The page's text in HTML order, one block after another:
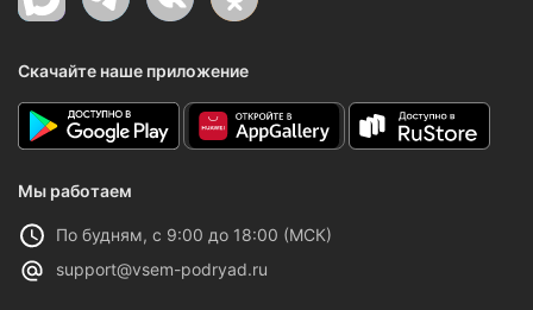
Скачайте наше приложение
Мы работаем
По будням, с 9:00 до 18:00 (МСК)
support@vsem-podryad.ru